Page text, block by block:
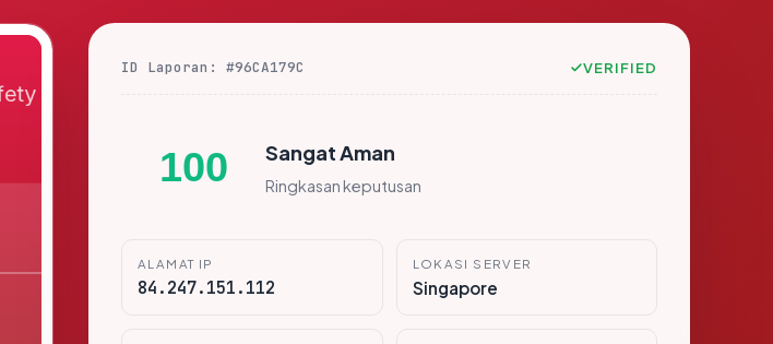
ID Laporan: #96CA179C VERIFIED
100 Sangat Aman
Ringkasan keputusan
ALAMAT IP
84.247.151.112
LOKASI SERVER
Singapore